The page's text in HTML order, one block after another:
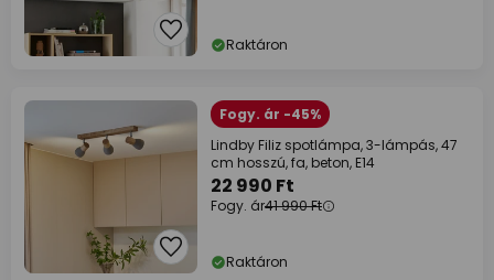
Raktáron
Fogy. ár -45%
Lindby Filiz spotlámpa, 3-lámpás, 47
cm hosszú, fa, beton, E14
22 990 Ft
Fogy. ár41 990 Ft
Raktáron